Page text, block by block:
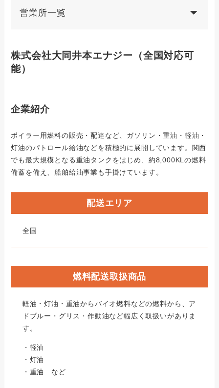
営業所一覧
株式会社大同井本エナジー （全国対応可
能）
企業紹介
ボイラー用燃料の販売・配達など、ガソリン・重油・軽油・
灯油のパトロール給油などを積極的に展開しています。関西
でも最大規模となる重油タンクをはじめ、約8,000KLの燃料
備蓄を備え、船舶給油事業も手掛けています。
配送エリア
全国
燃料配送取扱商品
軽油・灯油・重油からバイオ燃料などの燃料から、ア
ドブルー・グリス・作動油など幅広く取扱いがありま
す。
・軽油
・灯油
・重油 など